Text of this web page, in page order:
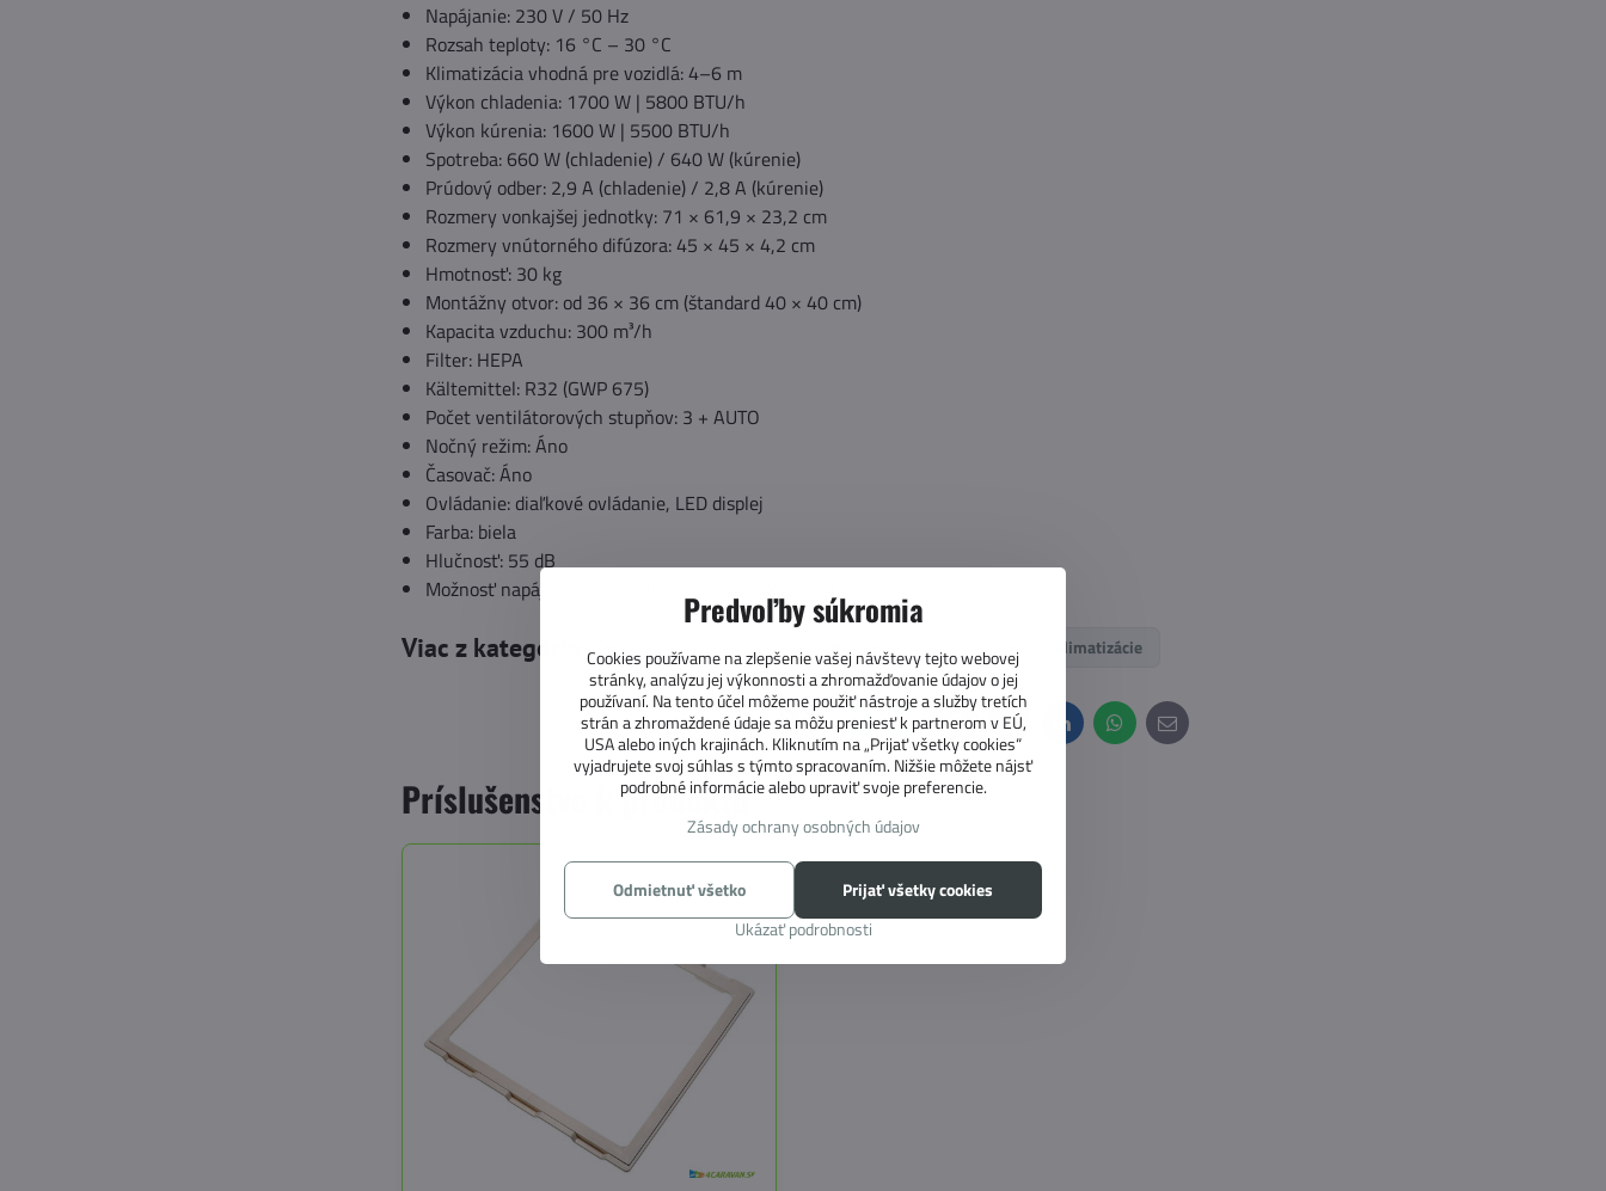
Napájanie: 230 V / 50 Hz
Rozsah teploty: 16 °C – 30 °C
Klimatizácia vhodná pre vozidlá: 4–6 m
Výkon chladenia: 1700 W | 5800 BTU/h
Výkon kúrenia: 1600 W | 5500 BTU/h
Spotreba: 660 W (chladenie) / 640 W (kúrenie)
Prúdový odber: 2,9 A (chladenie) / 2,8 A (kúrenie)
Rozmery vonkajšej jednotky: 71 × 61,9 × 23,2 cm
Rozmery vnútorného difúzora: 45 × 45 × 4,2 cm
Hmotnosť: 30 kg
Montážny otvor: od 36 × 36 cm (štandard 40 × 40 cm)
Kapacita vzduchu: 300 m³/h
Filter: HEPA
Kältemittel: R32 (GWP 675)
Počet ventilátorových stupňov: 3 + AUTO
Nočný režim: Áno
Časovač: Áno
Ovládanie: diaľkové ovládanie, LED displej
Farba: biela
Hlučnosť: 55 dB
Možnosť napájania cez menič: min. 1500 W (sinus)
Viac z kategórie Chladenie v karavanoch Klimatizácie Stropné klimatizácie
FacebookTwitterBlueskyPinterestReddit LinkedInWhatsApp
E-
mail
Príslušenstvo k produktu
Predvoľby súkromia
Cookies používame na zlepšenie vašej návštevy tejto webovej
stránky, analýzu jej výkonnosti a zhromažďovanie údajov o jej
používaní. Na tento účel môžeme použiť nástroje a služby tretích
strán a zhromaždené údaje sa môžu preniesť k partnerom v EÚ,
USA alebo iných krajinách. Kliknutím na „Prijať všetky cookies“
vyjadrujete svoj súhlas s týmto spracovaním. Nižšie môžete nájsť
podrobné informácie alebo upraviť svoje preferencie.
Zásady ochrany osobných údajov
Ukázať podrobnosti
Prijať všetky cookies
Odmietnuť všetko